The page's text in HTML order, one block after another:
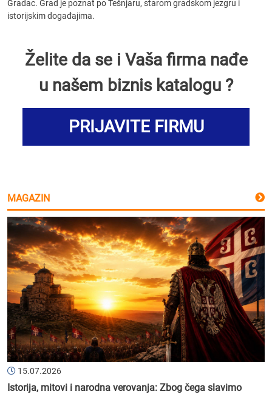
Gradac. Grad je poznat po Tešnjaru, starom gradskom jezgru i
istorijskim događajima.
Želite da se i Vaša firma nađe
u našem biznis katalogu ?
PRIJAVITE FIRMU
MAGAZIN
15.07.2026
Istorija, mitovi i narodna verovanja: Zbog čega slavimo